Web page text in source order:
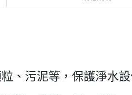
、污泥等，保護淨水